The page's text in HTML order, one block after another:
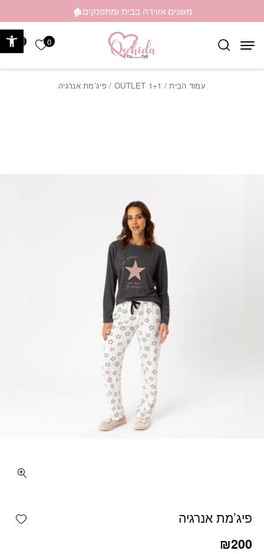
משנים אווירה בבית ומתפנקים🏚️
0 הרשימה
עמוד הבית/
OUTLET 1+1 / פיג’מת אנרגיה
פיג’מת אנרגיה
₪200